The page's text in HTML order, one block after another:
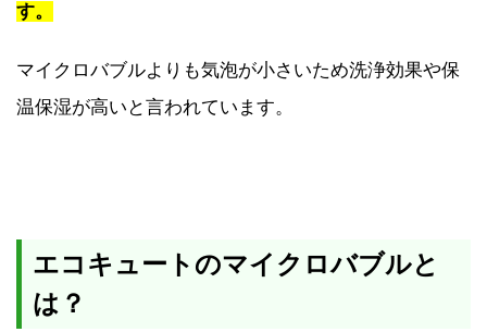
す。
マイクロバブルよりも気泡が小さいため洗浄効果や保
温保湿が高いと言われています。
エコキュートのマイクロバブルと
は？